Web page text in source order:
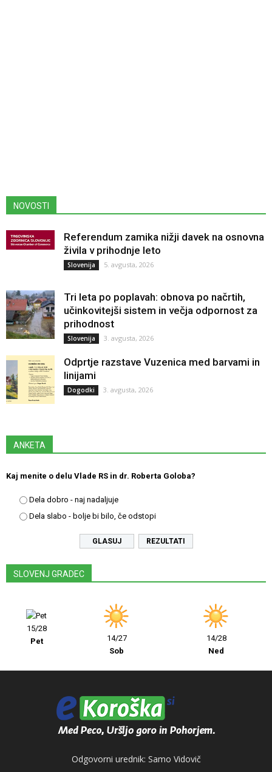
NOVOSTI
Referendum zamika nižji davek na osnovna
živila v prihodnje leto
Slovenija 5. avgusta, 2026
Tri leta po poplavah: obnova po načrtih,
učinkovitejši sistem in večja odpornost za
prihodnost
Slovenija 3. avgusta, 2026
Odprtje razstave Vuzenica med barvami in
linijami
Dogodki 3. avgusta, 2026
ANKETA
Kaj menite o delu Vlade RS in dr. Roberta Goloba?
Dela dobro - naj nadaljuje
Dela slabo - bolje bi bilo, če odstopi
REZULTATI
SLOVENJ GRADEC
15/28
Pet
14/27
Sob
14/28
Ned
Odgovorni urednik: Samo Vidovič